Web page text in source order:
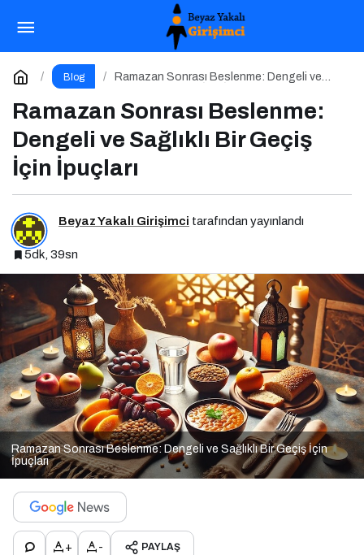
Blog
Ramazan Sonrası Beslenme: Dengeli ve
Ramazan Sonrası Beslenme:
Dengeli ve Sağlıklı Bir Geçiş
İçin İpuçları
Beyaz Yakalı Girişimci tarafından yayınlandı
5dk, 39sn
Ramazan Sonrası Beslenme: Dengeli ve Sağlıklı Bir Geçiş İçin
İpuçları
+ - PAYLAŞ
Türk Tasarımcıların Küresel Başarısı
Yorum Yap